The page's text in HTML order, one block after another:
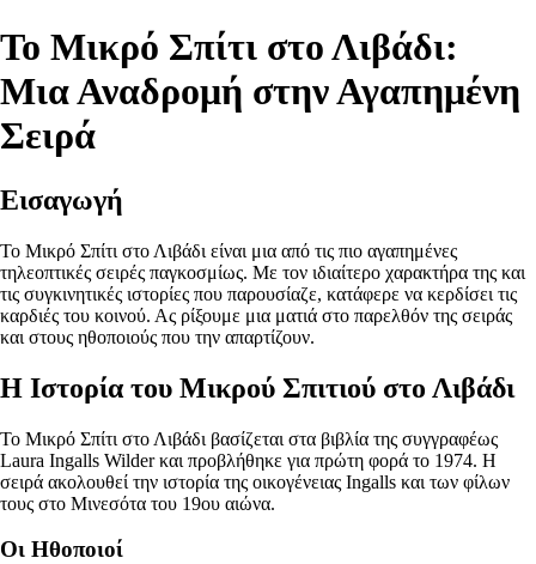
Το Μικρό Σπίτι στο Λιβάδι:
Μια Αναδρομή στην Αγαπημένη
Σειρά
Εισαγωγή
Το Μικρό Σπίτι στο Λιβάδι είναι μια από τις πιο αγαπημένες
τηλεοπτικές σειρές παγκοσμίως. Με τον ιδιαίτερο χαρακτήρα της και
τις συγκινητικές ιστορίες που παρουσίαζε, κατάφερε να κερδίσει τις
καρδιές του κοινού. Ας ρίξουμε μια ματιά στο παρελθόν της σειράς
και στους ηθοποιούς που την απαρτίζουν.
Η Ιστορία του Μικρού Σπιτιού στο Λιβάδι
Το Μικρό Σπίτι στο Λιβάδι βασίζεται στα βιβλία της συγγραφέως
Laura Ingalls Wilder και προβλήθηκε για πρώτη φορά το 1974. Η
σειρά ακολουθεί την ιστορία της οικογένειας Ingalls και των φίλων
τους στο Μινεσότα του 19ου αιώνα.
Οι Ηθοποιοί